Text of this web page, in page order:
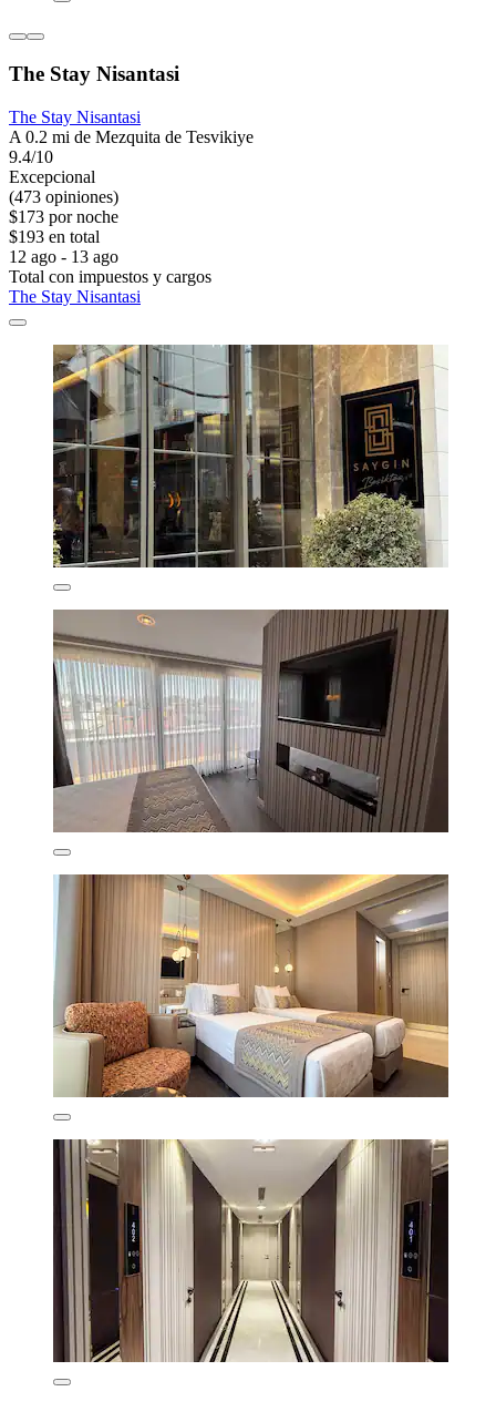
The Stay Nisantasi
The Stay Nisantasi
A 0.2 mi de Mezquita de Tesvikiye
9.4/10
Excepcional
(473 opiniones)
$173 por noche
$193 en total
12 ago - 13 ago
Total con impuestos y cargos
The Stay Nisantasi